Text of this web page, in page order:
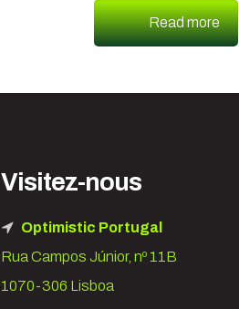
Read more
Visitez-nous
Optimistic Portugal
Rua Campos Júnior, nº 11B
1070-306 Lisboa